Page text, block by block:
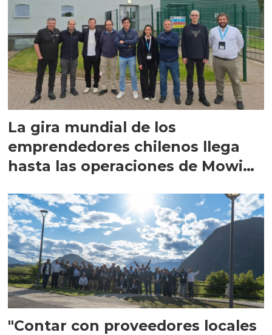
La gira mundial de los
emprendedores chilenos llega
hasta las operaciones de Mowi
"Contar con proveedores locales